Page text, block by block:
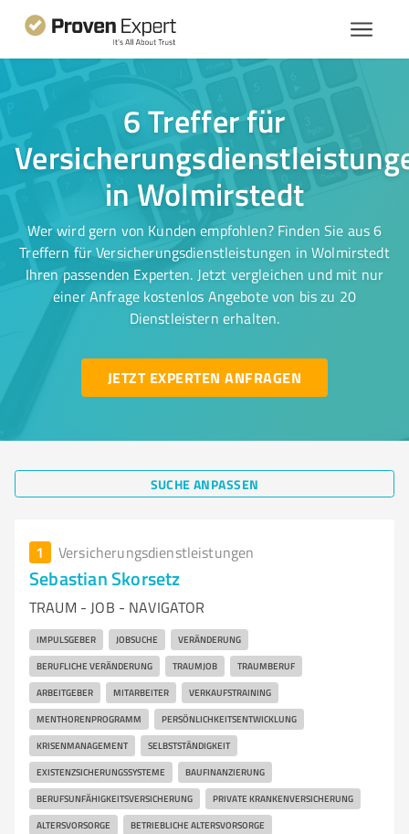
6 Treffer für
in Wolmirstedt
Wer wird gern von Kunden empfohlen? Finden Sie aus 6
Treffern für Versicherungsdienstleistungen in Wolmirstedt
Ihren passenden Experten. Jetzt vergleichen und mit nur
einer Anfrage kostenlos Angebote von bis zu 20
Dienstleistern erhalten.
JETZT EXPERTEN ANFRAGEN
SUCHE ANPASSEN
1 Versicherungsdienstleistungen
Sebastian Skorsetz
TRAUM - JOB - NAVIGATOR
IMPULSGEBER JOBSUCHE VERÄNDERUNG
BERUFLICHE VERÄNDERUNG TRAUMJOB TRAUMBERUF
ARBEITGEBER MITARBEITER VERKAUFSTRAINING
MENTHORENPROGRAMM PERSÖNLICHKEITSENTWICKLUNG
KRISENMANAGEMENT SELBSTSTÄNDIGKEIT
EXISTENZSICHERUNGSSYSTEME BAUFINANZIERUNG
BERUFSUNFÄHIGKEITSVERSICHERUNG PRIVATE KRANKENVERSICHERUNG
ALTERSVORSORGE BETRIEBLICHE ALTERSVORSORGE